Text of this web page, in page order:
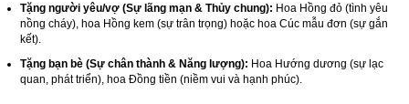
Tặng người yêu/vợ (Sự lãng mạn & Thủy chung): Hoa Hồng đỏ (tình yêu
nồng cháy), hoa Hồng kem (sự trân trọng) hoặc hoa Cúc mẫu đơn (sự gắn
kết).
Tặng bạn bè (Sự chân thành & Năng lượng): Hoa Hướng dương (sự lạc
quan, phát triển), hoa Đồng tiền (niềm vui và hạnh phúc).